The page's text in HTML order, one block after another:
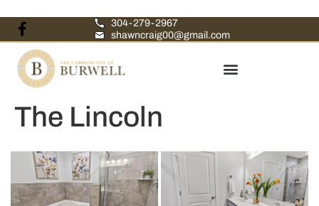
304-279-2967
shawncraig00@gmail.com
The Lincoln